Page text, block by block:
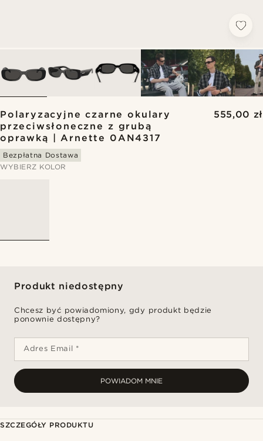
Polaryzacyjne czarne okulary
przeciwsłoneczne z grubą
oprawką | Arnette 0AN4317
555,00 zł
Bezpłatna Dostawa
WYBIERZ KOLOR
Produkt niedostępny
Chcesz być powiadomiony, gdy produkt będzie
ponownie dostępny?
Adres Email *
POWIADOM MNIE
SZCZEGÓŁY PRODUKTU